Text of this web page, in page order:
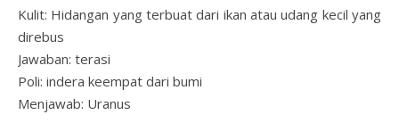
Kulit: Hidangan yang terbuat dari ikan atau udang kecil yang
direbus
Jawaban: terasi
Poli: indera keempat dari bumi
Menjawab: Uranus